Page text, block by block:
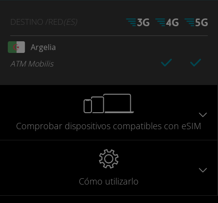
DESTINO /RED(ES)
Argelia
ATM Mobilis
Comprobar dispositivos compatibles con eSIM
Cómo utilizarlo